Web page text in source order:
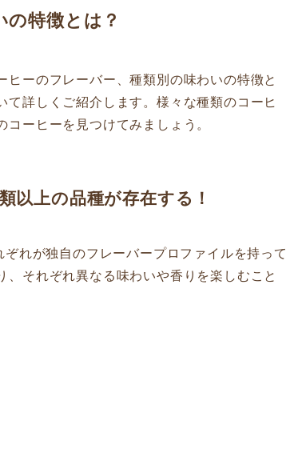
の特徴とは？
ーのフレーバー、種類別の味わいの特徴と
詳しくご紹介します。様々な種類のコーヒ
ーヒーを見つけてみましょう。
以上の品種が存在する！
れが独自のフレーバープロファイルを持って
それぞれ異なる味わいや香りを楽しむこと